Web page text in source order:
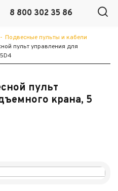
8 800 302 35 86
- Подвесные пульты и кабели
пульт управления для
пульт
крана, 5